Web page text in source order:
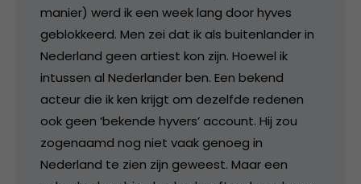
manier) werd ik een week lang door hyves
geblokkeerd. Men zei dat ik als buitenlander in
Nederland geen artiest kon zijn. Hoewel ik
intussen al Nederlander ben. Een bekend
acteur die ik ken krijgt om dezelfde redenen
ook geen ‘bekende hyvers’ account. Hij zou
zogenaamd nog niet vaak genoeg in
Nederland te zien zijn geweest. Maar een